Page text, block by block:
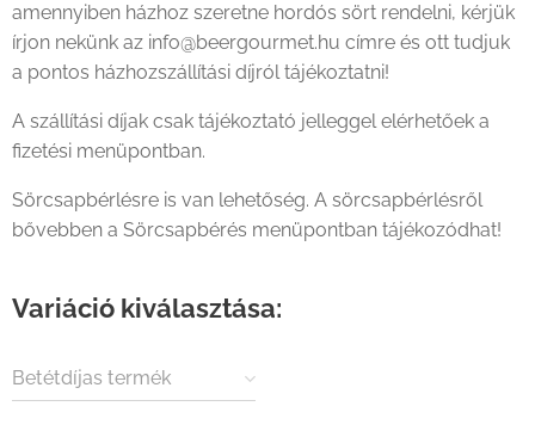
amennyiben házhoz szeretne hordós sört rendelni, kérjük
írjon nekünk az info@beergourmet.hu címre és ott tudjuk
a pontos házhozszállítási díjról tájékoztatni!
A szállítási díjak csak tájékoztató jelleggel elérhetőek a
fizetési menüpontban.
Sörcsapbérlésre is van lehetőség. A sörcsapbérlésről
bővebben a Sörcsapbérés menüpontban tájékozódhat!
Variáció kiválasztása:
Betétdíjas termék